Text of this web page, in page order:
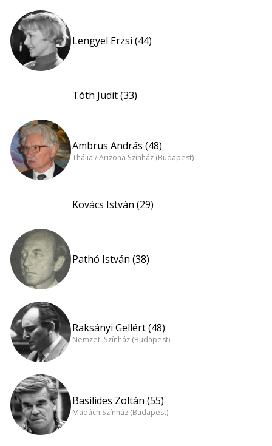
Lengyel Erzsi (44)
Tóth Judit (33)
Ambrus András (48)
Thália / Arizona Színház (Budapest)
Kovács István (29)
Pathó István (38)
Raksányi Gellért (48)
Nemzeti Színház (Budapest)
Basilides Zoltán (55)
Madách Színház (Budapest)